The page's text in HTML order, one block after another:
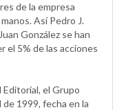
de la empresa
Así Pedro J.
González se han
el 5% de las acciones
el Grupo
1999, fecha en la